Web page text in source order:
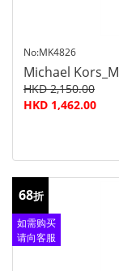
No:MK4826
Michael
HKD 2,150.00
HKD 1,462.00
68折
如需购买
请向客服